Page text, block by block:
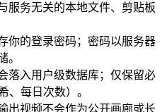
服务无关的本地文件、剪贴板
你的登录密码；密码以服务器
。
落入用户级数据库；仅保留必
、每日次数）。
出视频不会作为公开画廊或长